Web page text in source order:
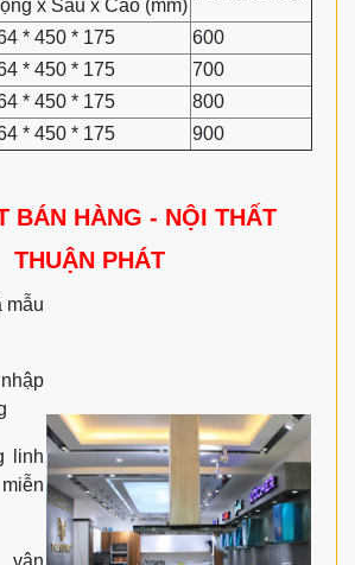
x Sâu x Cao (mm)
* 450 * 175
600
* 450 * 175
700
* 450 * 175
800
* 450 * 175 900
BÁN HÀNG - NỘI THẤT
THUẬN PHÁT
mẫu
linh